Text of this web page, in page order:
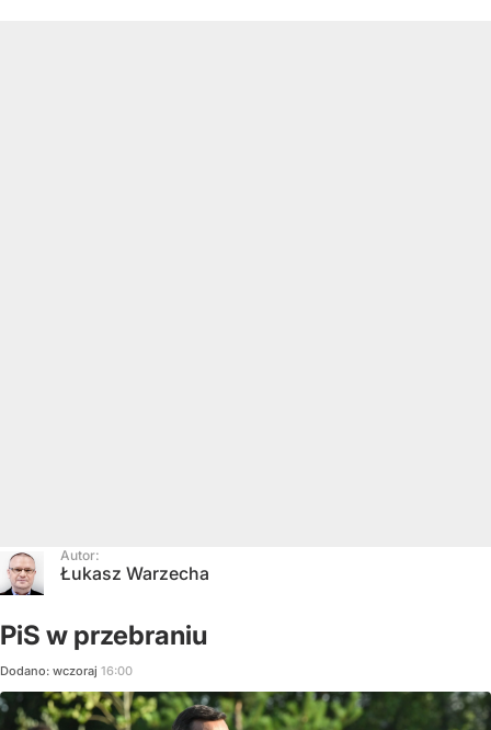
Autor:
Łukasz Warzecha
PiS w przebraniu
Dodano: wczoraj 16:00